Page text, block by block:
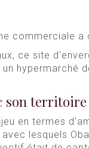
commerciale a
ce site
hypermarché
son territoire
en termes
lesquels